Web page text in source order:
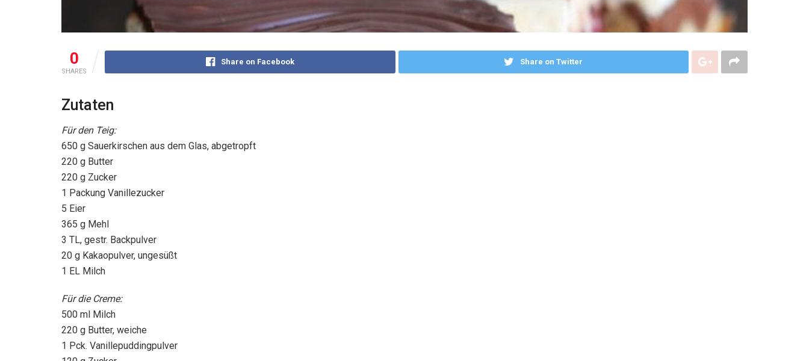
0
SHARES
Share on Facebook Share on Twitter
Zutaten
Für den Teig:
650 g Sauerkirschen aus dem Glas, abgetropft
220 g Butter
220 g Zucker
1 Packung Vanillezucker
5 Eier
365 g Mehl
3 TL, gestr. Backpulver
20 g Kakaopulver, ungesüßt
1 EL Milch
Für die Creme:
500 ml Milch
220 g Butter, weiche
1 Pck. Vanillepuddingpulver